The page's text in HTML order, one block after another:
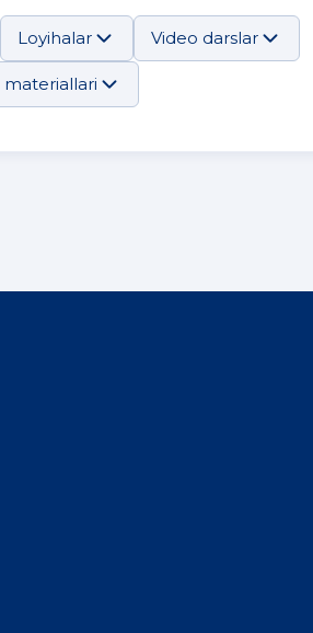
Loyihalar Video darslar
materiallari